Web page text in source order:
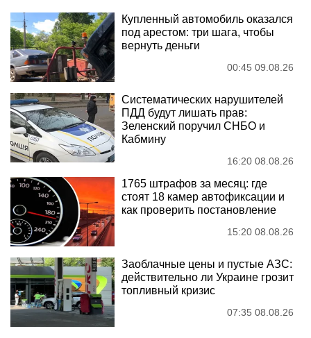
Купленный автомобиль оказался
под арестом: три шага, чтобы
вернуть деньги
00:45 09.08.26
Систематических нарушителей
ПДД будут лишать прав:
Зеленский поручил СНБО и
Кабмину
16:20 08.08.26
1765 штрафов за месяц: где
стоят 18 камер автофиксации и
как проверить постановление
15:20 08.08.26
Заоблачные цены и пустые АЗС:
действительно ли Украине грозит
топливный кризис
07:35 08.08.26